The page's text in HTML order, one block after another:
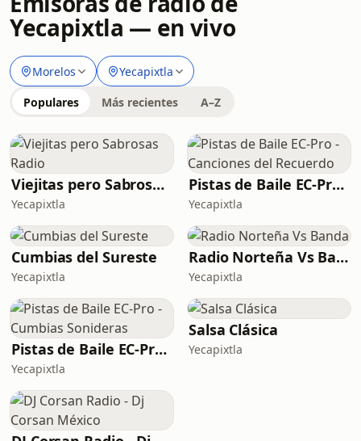
Yecapixtla — en vivo
Morelos Yecapixtla
Populares Más recientes A–Z
Viejitas pero Sabrosas Radio
Yecapixtla
Pistas de Baile EC-Pro - Canciones del Recuerdo
Yecapixtla
Cumbias del Sureste
Yecapixtla
Radio Norteña Vs Banda
Yecapixtla
Pistas de Baile EC-Pro - Cumbias Sonideras
Yecapixtla
Salsa Clásica
Yecapixtla